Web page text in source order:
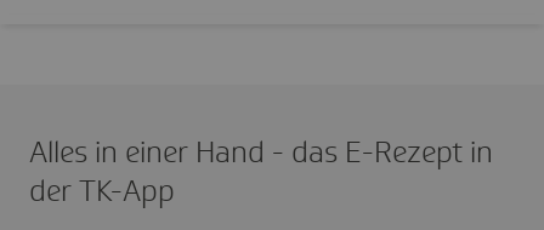
Alles in einer Hand - das E-Rezept in
der TK-App